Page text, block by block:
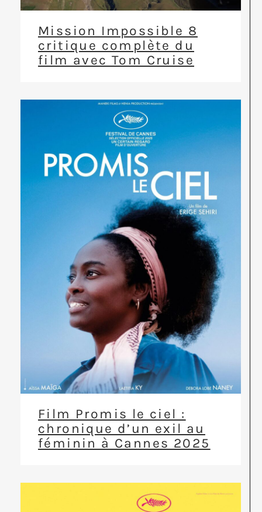
Mission Impossible 8
critique complète du
film avec Tom Cruise
Film Promis le ciel :
chronique d’un exil au
féminin à Cannes 2025